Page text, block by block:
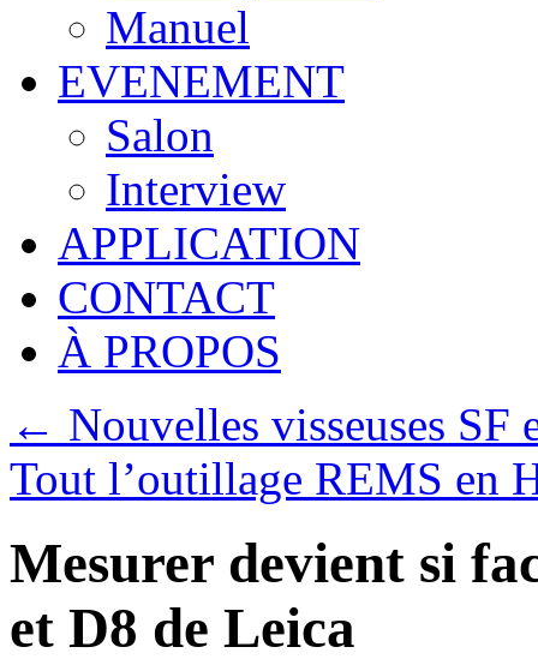
Manuel
EVENEMENT
Salon
Interview
APPLICATION
CONTACT
À PROPOS
← Nouvelles visseuses SF
Tout l’outillage REMS en
Mesurer devient si
et D8 de Leica